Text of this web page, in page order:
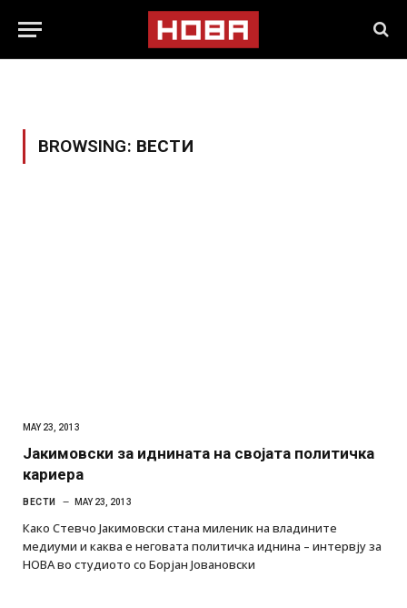
BROWSING: ВЕСТИ
MAY 23, 2013
Јакимовски за иднината на својата политичка
кариера
ВЕСТИ MAY 23, 2013
Како Стевчо Јакимовски стана миленик на владините
медиуми и каква е неговата политичка иднина – интервју за
НОВА во студиото со Борјан Јовановски